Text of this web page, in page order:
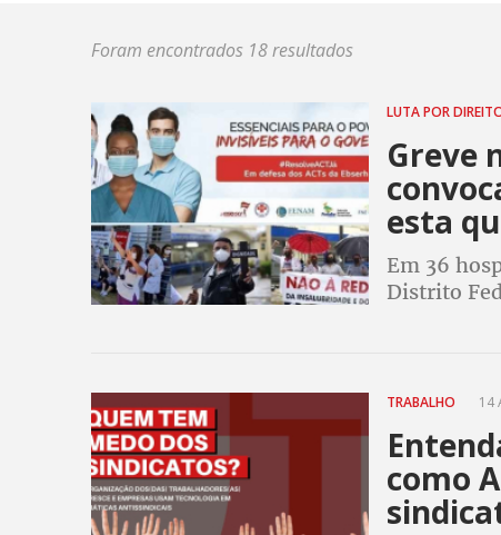
Foram encontrados 18 resultados
LUTA POR
Greve
esta
Em 36
Distrito
TRABALHO 14
como